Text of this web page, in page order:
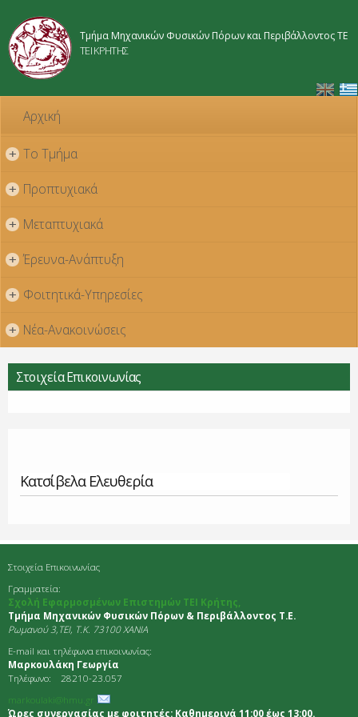
κυρίως
Τμήμα Μηχανικών Φυσικών Πόρων και Περιβάλλοντος ΤΕ
ΤΕΙ ΚΡΗΤΗΣ
Αρχική
+ Το Τμήμα
+ Προπτυχιακά
+ Μεταπτυχιακά
+ Έρευνα-Ανάπτυξη
+ Φοιτητικά-Υπηρεσίες
+ Νέα-Ανακοινώσεις
Στοιχεία Επικοινωνίας
Κατσίβελα Ελευθερία
Στοιχεία Επικοινωνίας
Γραμματεία:
Σχολή Εφαρμοσμένων Επιστημών ΤΕΙ Κρήτης,
Τμήμα Μηχανικών Φυσικών Πόρων & Περιβάλλοντος Τ.Ε.
Ρωμανού 3,TEI, Τ.Κ. 73100 ΧΑΝΙΑ
E-mail και τηλέφωνα επικοινωνίας:
Μαρκουλάκη Γεωργία
Τηλέφωνο: 28210-23.057
markoulaki@hmu.gr
Ώρες συνεργασίας με φοιτητές: Καθημερινά 11:00 έως 13:00.